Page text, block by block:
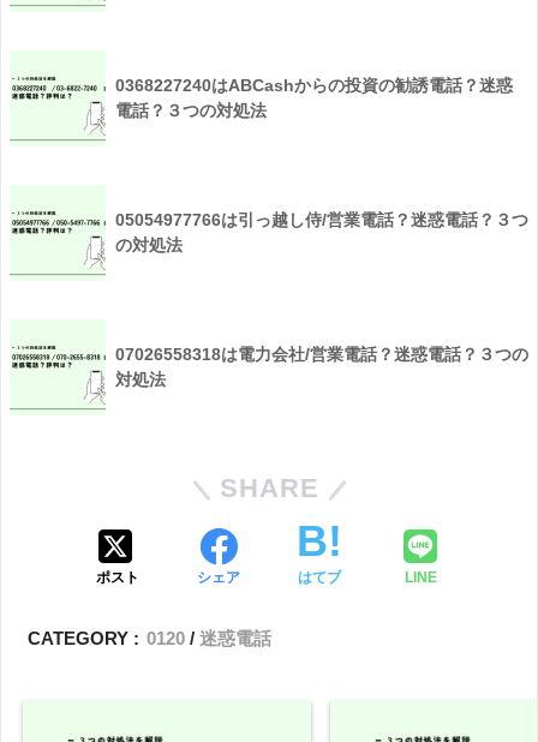
0368227240はABCashからの投資の勧誘電話？迷惑
電話？３つの対処法
05054977766は引っ越し侍/営業電話？迷惑電話？３つ
の対処法
07026558318は電力会社/営業電話？迷惑電話？３つの
対処法
SHARE
ポスト シェア はてブ LINE
CATEGORY : 0120 迷惑電話